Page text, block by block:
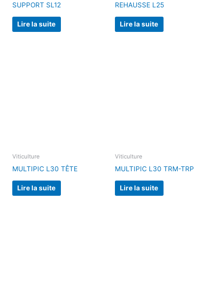
SUPPORT SL12
Lire la suite
REHAUSSE L25
Lire la suite
Viticulture
MULTIPIC L30 TÊTE
Lire la suite
Viticulture
MULTIPIC L30 TRM-TRP
Lire la suite